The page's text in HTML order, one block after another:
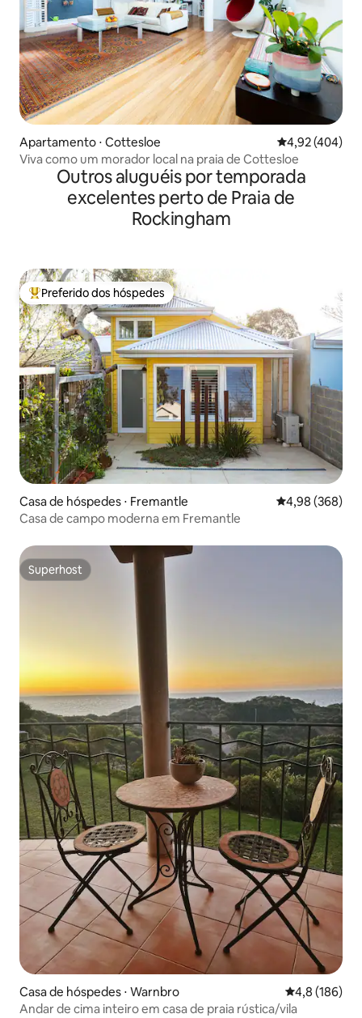
Apartamento ⋅ Cottesloe 4,92 de uma
4,92 (404)
Viva como um morador local na praia de Cottesloe
Outros aluguéis por temporada
excelentes perto de Praia de
Rockingham
Entre os melhores preferidos dos hóspedes
Preferido dos hóspedes
Casa de hóspedes ⋅ Fremantle 4,98 de uma
4,98 (368)
Casa de campo moderna em Fremantle
Superhost
Superhost
Casa de hóspedes ⋅ Warnbro 4,8 de uma
4,8 (186)
Andar de cima inteiro em casa de praia rústica/vila